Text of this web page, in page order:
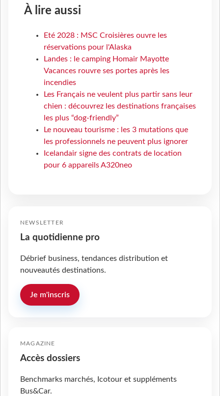
À lire aussi
Eté 2028 : MSC Croisières ouvre les
réservations pour l'Alaska
Landes : le camping Homair Mayotte
Vacances rouvre ses portes après les
incendies
Les Français ne veulent plus partir sans leur
chien : découvrez les destinations françaises
les plus “dog-friendly”
Le nouveau tourisme : les 3 mutations que
les professionnels ne peuvent plus ignorer
Icelandair signe des contrats de location
pour 6 appareils A320neo
NEWSLETTER
La quotidienne pro
Débrief business, tendances distribution et
nouveautés destinations.
Je m'inscris
MAGAZINE
Accès dossiers
Benchmarks marchés, Icotour et suppléments
Bus&Car.